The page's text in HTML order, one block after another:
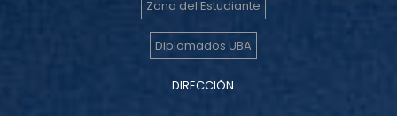
Zona del Estudiante
Diplomados UBA
DIRECCIÓN